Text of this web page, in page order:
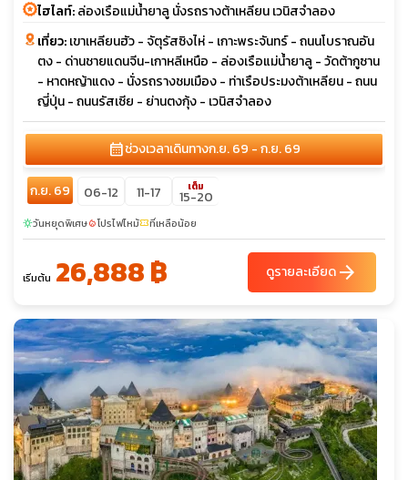
ไฮไลท์:ล่องเรือแม่น้ำยาลู นั่งรถรางต้าเหลียน เวนิสจำลอง
เที่ยว:เขาเหลียนฮัว - จัตุรัสซิงไห่ - เกาะพระจันทร์ - ถนนโบราณอัน
ตง - ด่านชายแดนจีน-เกาหลีเหนือ - ล่องเรือแม่น้ำยาลู - วัดต้ากูซาน
- หาดหญ้าแดง - นั่งรถรางชมเมือง - ท่าเรือประมงต้าเหลียน - ถนน
ญี่ปุ่น - ถนนรัสเซีย - ย่านตงกุ้ง - เวนิสจำลอง
calendar_monthช่วงเวลาเดินทางก.ย. 69 - ก.ย. 69
ก.ย. 69 06-12 11-17 เต็ม
15-20
sunnyวันหยุดพิเศษlocal_fire_departmentโปรไฟไหม้confirmation_numberที่เหลือน้อย
เริ่มต้น 26,888 ฿ ดูรายละเอียดarrow_forward